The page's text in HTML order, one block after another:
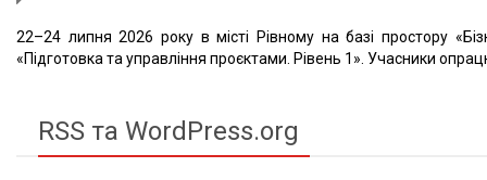
22–24 липня 2026 року в місті Рівному на базі простору
«Підготовка та управління проєктами. Рівень 1». Учасники
RSS та WordPress.org